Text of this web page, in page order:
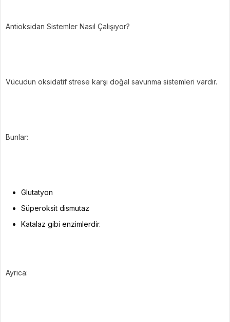
Antioksidan Sistemler Nasıl Çalışıyor?
Vücudun oksidatif strese karşı doğal savunma sistemleri vardır.
Bunlar:
Glutatyon
Süperoksit dismutaz
Katalaz gibi enzimlerdir.
Ayrıca: